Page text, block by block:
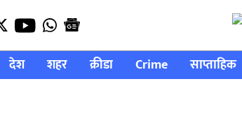
देश शहर क्रीडा Crime साप्ताहिक